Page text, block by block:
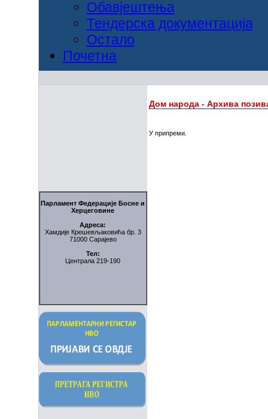
Обавјештења
Тендерска документација
Остало
Почетна
Парламент Федерације Босне и
Херцеговине
Адреса:
Хамдије Крешевљаковића бр. 3
71000 Сарајево
Тел:
Централа 219-190
Дом народа - Архива
У припреми.